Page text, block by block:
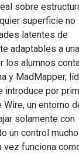
sobre
superficie no
latentes de
adaptables a
los alumnos
y MadMapper,
introduce por
un entorno
solamente con
un control
funciona